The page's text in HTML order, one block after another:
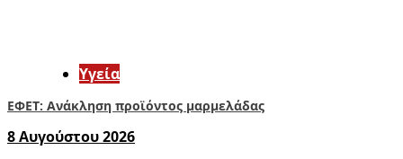
Υγεία
ΕΦΕΤ: Ανάκληση προϊόντος μαρμελάδας
8 Αυγούστου 2026